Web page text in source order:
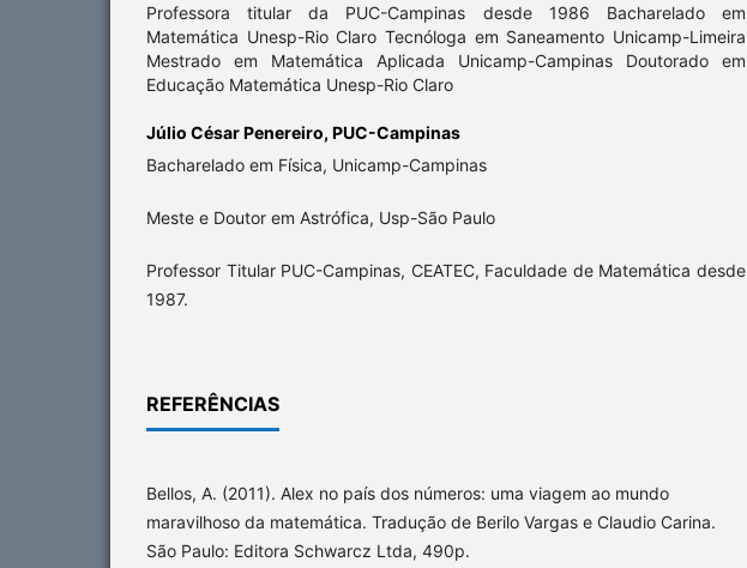
Professora titular da PUC-Campinas desde 1986 Bacharelado em
Matemática Unesp-Rio Claro Tecnóloga em Saneamento Unicamp-Limeira
Mestrado em Matemática Aplicada Unicamp-Campinas Doutorado em
Educação Matemática Unesp-Rio Claro
Júlio César Penereiro, PUC-Campinas
Bacharelado em Física, Unicamp-Campinas
Meste e Doutor em Astrófica, Usp-São Paulo
Professor Titular PUC-Campinas, CEATEC, Faculdade de Matemática desde
1987.
REFERÊNCIAS
Bellos, A. (2011). Alex no país dos números: uma viagem ao mundo
maravilhoso da matemática. Tradução de Berilo Vargas e Claudio Carina.
São Paulo: Editora Schwarcz Ltda, 490p.